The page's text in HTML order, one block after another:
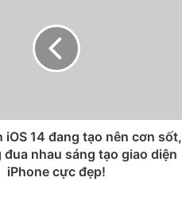
iOS 14 đang tạo nên cơn sốt,
nhau sáng tạo giao diện
iPhone cực đẹp!